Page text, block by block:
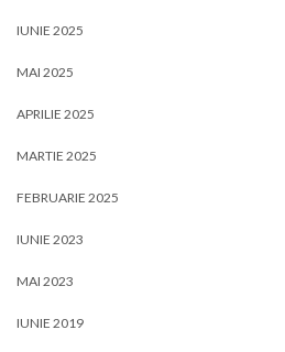
IUNIE 2025
MAI 2025
APRILIE 2025
MARTIE 2025
FEBRUARIE 2025
IUNIE 2023
MAI 2023
IUNIE 2019